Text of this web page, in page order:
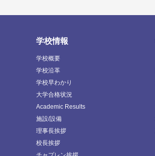
学校情報
学校概要
学校沿革
学校早わかり
大学合格状況
Academic Results
施設/設備
理事長挨拶
校長挨拶